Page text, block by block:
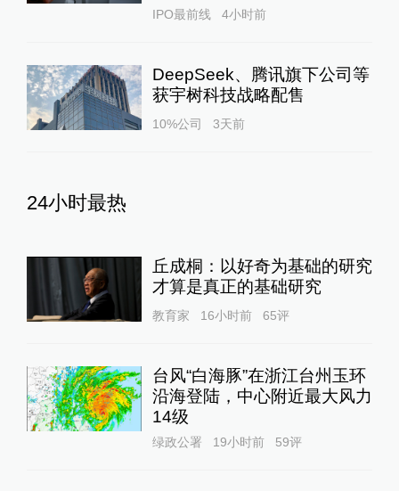
IPO最前线 4小时前
DeepSeek、腾讯旗下公司等
获宇树科技战略配售
10%公司 3天前
24小时最热
丘成桐：以好奇为基础的研究
才算是真正的基础研究
教育家 16小时前 65评
台风“白海豚”在浙江台州玉环
沿海登陆，中心附近最大风力
14级
绿政公署 19小时前 59评